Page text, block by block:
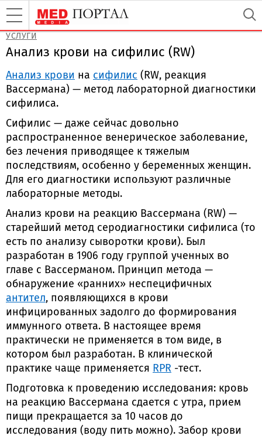
УСЛУГИ
Анализ крови на сифилис (RW)
Анализ крови на сифилис (RW, реакция
Вассермана) — метод лабораторной диагностики
сифилиса.
Сифилис — даже сейчас довольно
распространенное венерическое заболевание,
без лечения приводящее к тяжелым
последствиям, особенно у беременных женщин.
Для его диагностики используют различные
лабораторные методы.
Анализ крови на реакцию Вассермана (RW) —
старейший метод серодиагностики сифилиса (то
есть по анализу сыворотки крови). Был
разработан в 1906 году группой ученных во
главе с Вассерманом. Принцип метода —
обнаружение «ранних» неспецифичных
антител, появляющихся в крови
инфицированных задолго до формирования
иммунного ответа. В настоящее время
практически не применяется в том виде, в
котором был разработан. В клинической
практике чаще применяется RPR -тест.
Подготовка к проведению исследования: кровь
на реакцию Вассермана сдается с утра, прием
пищи прекращается за 10 часов до
исследования (воду пить можно). Забор крови